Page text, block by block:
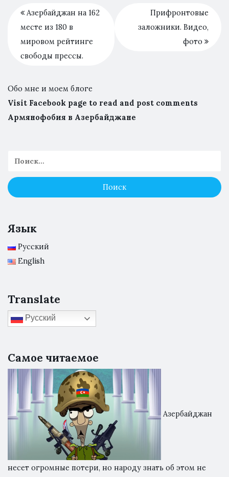
Азербайджан на 162
месте из 180 в
мировом рейтинге
свободы прессы.
Прифронтовые
заложники. Видео,
фото
Обо мне и моем блоге
Visit Facebook page to read and post comments
Армянофобия в Азербайджане
Язык
Русский
English
Translate
Русский
Самое читаемое
Азербайджан
несет огромные потери, но народу знать об этом не